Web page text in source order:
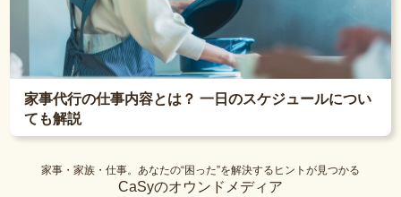
家事代行の仕事内容とは？ 一日のスケジュールについ
ても解説
家事・家族・仕事。あなたの“困った”を解決するヒントが見つかる
CaSyのオウンドメディア